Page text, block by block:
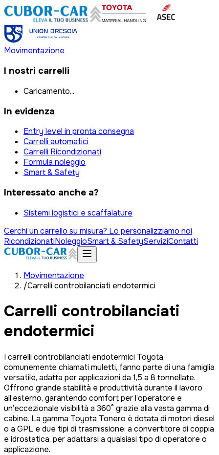
Movimentazione
I nostri carrelli
Caricamento...
In evidenza
Entry level in pronta consegna
Carrelli automatici
Carrelli Ricondizionati
Formula noleggio
Smart & Safety
Interessato anche a?
Sistemi logistici e scaffalature
Cerchi un carrello su misura? Lo personalizziamo noi
RicondizionatiNoleggioSmart & SafetyServiziContatti
Movimentazione
/Carrelli controbilanciati endotermici
Carrelli controbilanciati
endotermici
I carrelli controbilanciati endotermici Toyota,
comunemente chiamati muletti, fanno parte di una famiglia
versatile, adatta per applicazioni da 1,5 a 8 tonnellate.
Offrono grande stabilità e produttività durante il lavoro
all’esterno, garantendo comfort per l’operatore e
un’eccezionale visibilità a 360° grazie alla vasta gamma di
cabine. La gamma Toyota Tonero è dotata di motori diesel
o a GPL e due tipi di trasmissione: a convertitore di coppia
e idrostatica, per adattarsi a qualsiasi tipo di operatore o
applicazione.